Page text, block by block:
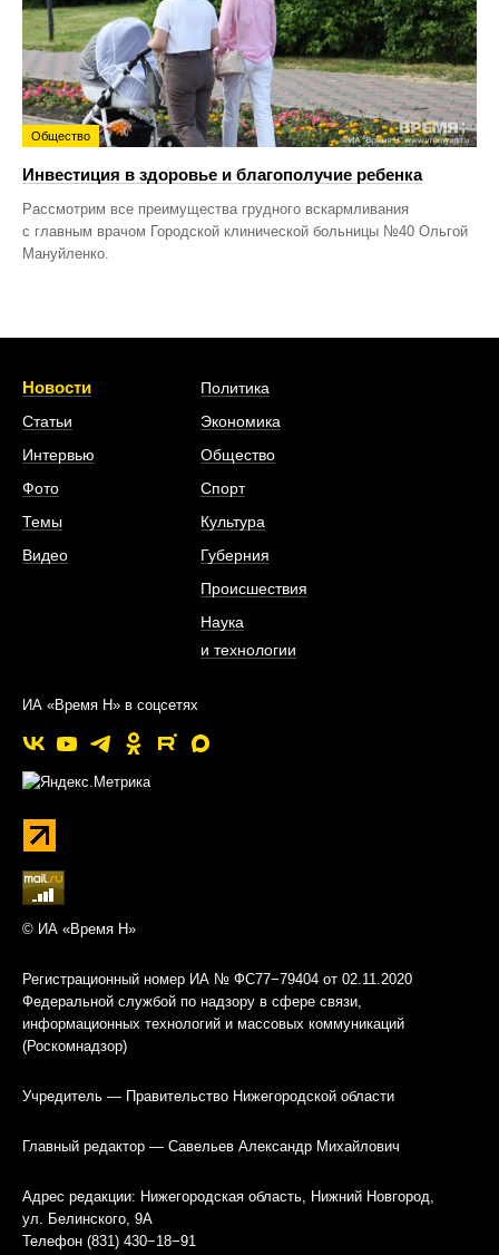
Общество
Инвестиция в здоровье и благополучие ребенка
Рассмотрим все преимущества грудного вскармливания
с главным врачом Городской клинической больницы №40 Ольгой
Мануйленко.
Новости
Статьи
Интервью
Фото
Темы
Видео
Политика
Экономика
Общество
Спорт
Культура
Губерния
Происшествия
Наука
и технологии
ИА «Время Н» в соцсетях
© ИА «Время Н»
Регистрационный номер ИА № ФС77−79404 от 02.11.2020
Федеральной службой по надзору в сфере связи,
информационных технологий и массовых коммуникаций
(Роскомнадзор)
Учредитель — Правительство Нижегородской области
Главный редактор — Савельев Александр Михайлович
Адрес редакции: Нижегородская область, Нижний Новгород,
ул. Белинского, 9А
Телефон (831) 430−18−91